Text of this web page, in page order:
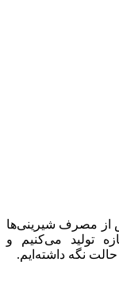
از مصرف شیرینی‌ها
تولید می‌کنیم و
نگه داشته‌ایم.